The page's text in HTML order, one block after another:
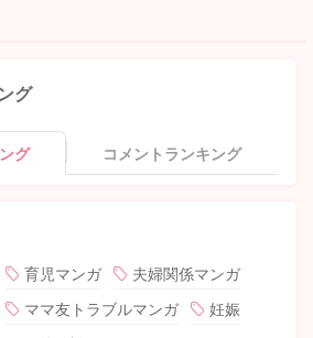
グ
グ コメントランキング
育児マンガ
夫婦関係マンガ
ママ友トラブルマンガ
妊娠